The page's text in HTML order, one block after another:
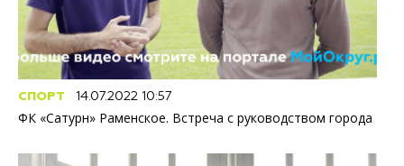
СПОРТ 14.07.2022 10:57
ФК «Сатурн» Раменское. Встреча с руководством города